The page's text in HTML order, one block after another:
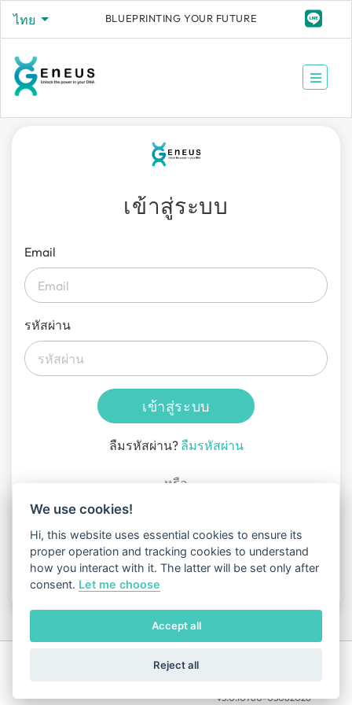
ไทย BLUEPRINTING YOUR FUTURE
We use cookies!
Hi, this website uses essential cookies to ensure its
proper operation and tracking cookies to understand
how you interact with it. The latter will be set only after
consent. Let me choose
Accept all
Reject all
เข้าสู่ระบบ
Email
รหัสผ่าน
เข้าสู่ระบบ
ลืมรหัสผ่าน? ลืมรหัสผ่าน
หรือ
การลงชื่อเข้าใช้แสดงว่าคุณได้อ่านและยอมรับข้อ
กำหนดในการให้เงื่อนไขการให้บริการและนโยบาย
ความเป็นส่วนตัว
PRIVACY
v3.0.10780-05082026